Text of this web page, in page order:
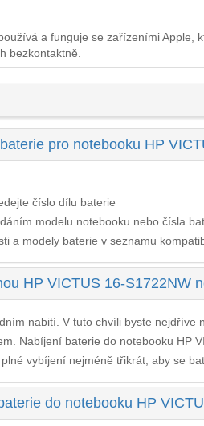
a funguje se zařízeními
bezkontaktně.
pro notebooku HP
číslo dílu baterie
modelu notebooku nebo čísla
a modely baterie v seznamu
HP VICTUS 16-S1722NW
nabití. V tuto chvíli byste
Nabíjení baterie do notebooku HP
vybíjení nejméně třikrát, aby se
do notebooku HP